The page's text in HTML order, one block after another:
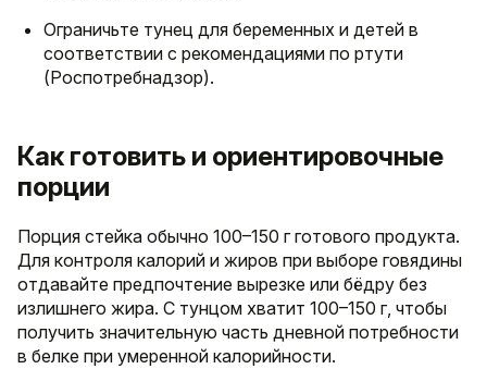
Ограничьте тунец для беременных и детей в
соответствии с рекомендациями по ртути
(Роспотребнадзор).
Как готовить и ориентировочные
порции
Порция стейка обычно 100–150 г готового продукта.
Для контроля калорий и жиров при выборе говядины
отдавайте предпочтение вырезке или бёдру без
излишнего жира. С тунцом хватит 100–150 г, чтобы
получить значительную часть дневной потребности
в белке при умеренной калорийности.